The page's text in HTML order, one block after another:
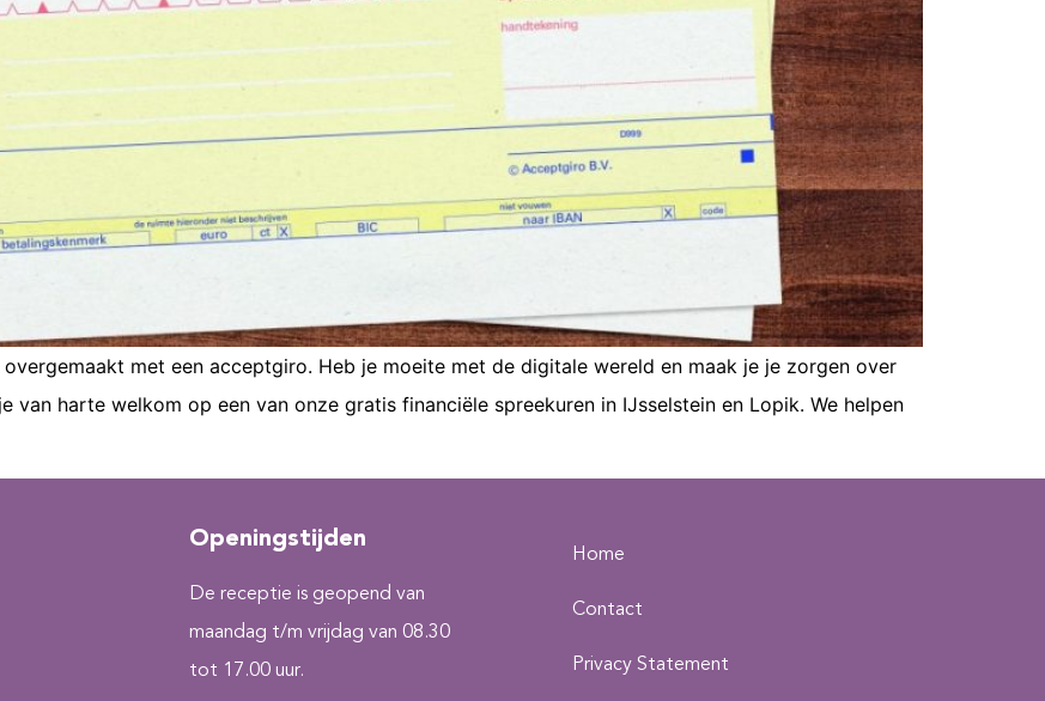
met een acceptgiro. Heb je moeite met de digitale wereld en maak je je zorgen over
van harte welkom op een van onze gratis financiële spreekuren in IJsselstein en Lopik. We helpen
Openingstijden
De receptie is geopend van
maandag t/m vrijdag van 08.30
tot 17.00 uur.
Home
Contact
Privacy Statement